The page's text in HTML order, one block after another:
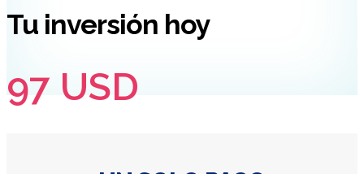
Tu inversión hoy
97 USD